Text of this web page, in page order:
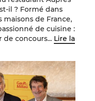
il ? Formé dans
maisons de France,
de cuisine :
concours... Lire la